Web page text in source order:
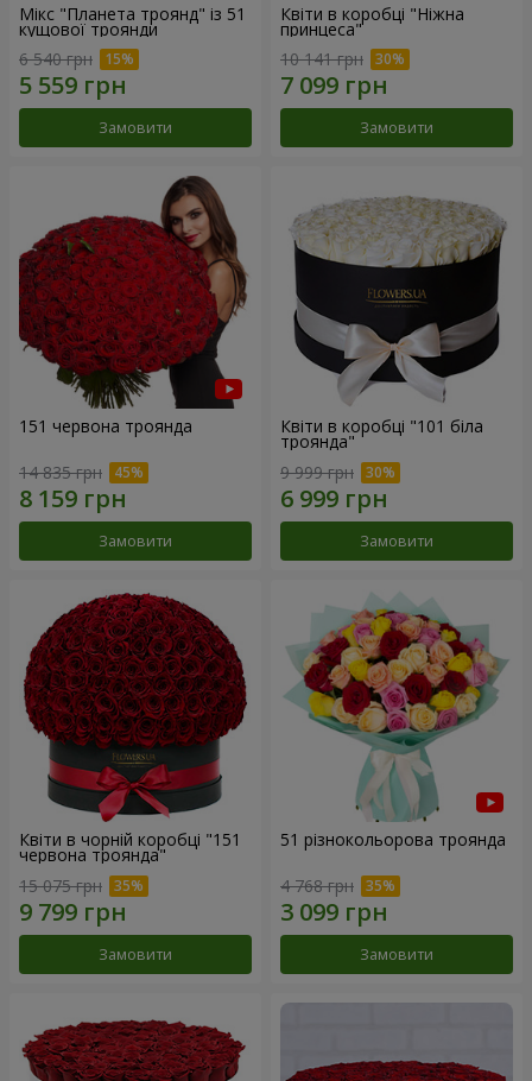
Мікс "Планета троянд" із 51
кущової троянди
6 540 грн
Замовити
Квіти в коробці "Ніжна
принцеса"
10 141 грн
Замовити
151 червона троянда
14 835 грн
Замовити
Квіти в коробці "101 біла
троянда"
9 999 грн
Замовити
Квіти в чорній коробці "151
червона троянда"
15 075 грн
Замовити
51 різнокольорова троянда
4 768 грн
Замовити